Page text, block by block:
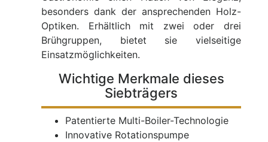
besonders dank der ansprechenden Holz-
Optiken. Erhältlich mit zwei oder drei
Brühgruppen, bietet sie vielseitige
Einsatzmöglichkeiten.
Wichtige Merkmale dieses
Siebträgers
Patentierte Multi-Boiler-Technologie
Innovative Rotationspumpe